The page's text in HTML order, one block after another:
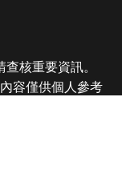
核重要資訊。
容僅供個人參考